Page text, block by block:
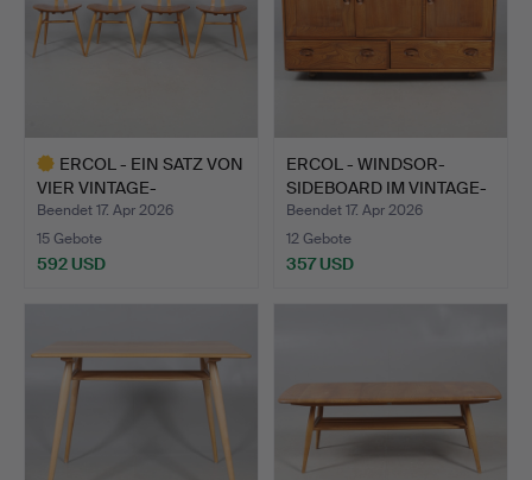
ERCOL - EIN SATZ VON
VIER VINTAGE-
SCHMETTE…
Beendet 17. Apr 2026
15 Gebote
592 USD
ERCOL - WINDSOR-
SIDEBOARD IM VINTAGE-
LOOK …
Beendet 17. Apr 2026
12 Gebote
357 USD